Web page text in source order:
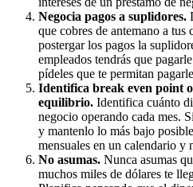
Negocia pagos a suplidores.
que cobres de antemano a
postergar los pagos la
empleados tendrás que
pídeles que te permitan
Identifica break even point
equilibrio. Identifica cuánto
negocio operando cada mes.
y mantenlo lo más bajo
mensuales en un calendario y
No asumas. Nunca asumas
muchos miles de dólares te